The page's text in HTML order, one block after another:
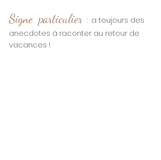
Signe particulier: a toujours des
anecdotes à raconter au retour de
vacances !